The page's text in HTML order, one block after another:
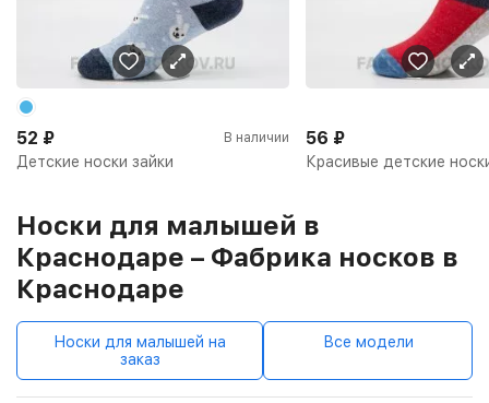
Детские носки зайки
52 ₽ В наличии
Красивые детские
56 ₽
Носки для малышей в
Краснодаре – Фабрика носков в
Краснодаре
Носки для малышей на
заказ
Все модели